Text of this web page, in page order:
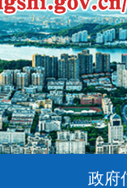
政府